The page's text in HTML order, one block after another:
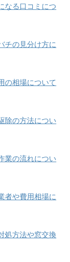
なる口コミにつ
チの見分け方に
の相場について
除の方法につい
業の流れについ
者や費用相場に
処方法や窓交換